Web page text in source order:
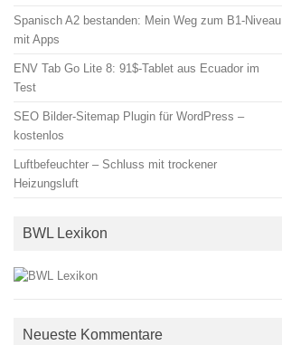
Spanisch A2 bestanden: Mein Weg zum B1-Niveau
mit Apps
ENV Tab Go Lite 8: 91$-Tablet aus Ecuador im
Test
SEO Bilder-Sitemap Plugin für WordPress –
kostenlos
Luftbefeuchter – Schluss mit trockener
Heizungsluft
BWL Lexikon
Neueste Kommentare